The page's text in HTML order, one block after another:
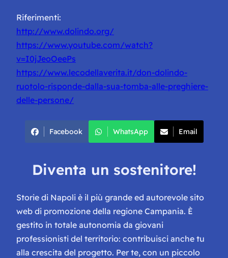
Riferimenti:
http://www.dolindo.org/
https://www.youtube.com/watch?
v=I0jJeoOeePs
https://www.lecodellaverita.it/don-dolindo-
ruotolo-risponde-dalla-sua-tomba-alle-preghiere-
delle-persone/
Facebook WhatsApp Email
Diventa un sostenitore!
Storie di Napoli è il più grande ed autorevole sito
web di promozione della regione Campania. È
gestito in totale autonomia da giovani
professionisti del territorio: contribuisci anche tu
alla crescita del progetto. Per te, con un piccolo